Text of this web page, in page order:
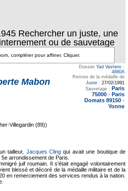
Rechercher un juste, une
ou de sauvetage
Mabon
Dossier Yad Vashem :
4880A
Remise de la médaille de
Juste : 27/02/1991
Sauvetage : Paris
75000 - Paris
Domats 89150 -
Yonne
Villegardin (89))
tailleur, Jacques Cling qui avait une boutique de
arrondissement de Paris.
juif roumain. Il s'était engagé volontairement
blessé et décoré de la médaille militaire et de la
en remerciement des services rendus à la nation.